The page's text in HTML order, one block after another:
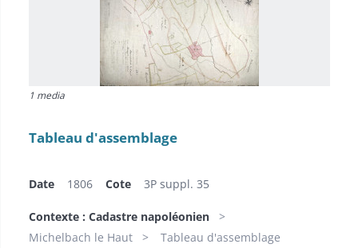
1 media
Tableau d'assemblage
Date 1806 Cote 3P suppl. 35
Contexte : Cadastre napoléonien
Michelbach le Haut
Tableau d'assemblage